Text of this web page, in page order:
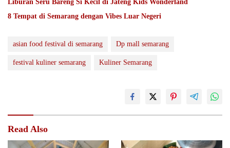
Liburan Seru Bareng Si Kecil di Jateng Kids Wonderland
8 Tempat di Semarang dengan Vibes Luar Negeri
asian food festival di semarang Dp mall semarang
festival kuliner semarang Kuliner Semarang
Read Also